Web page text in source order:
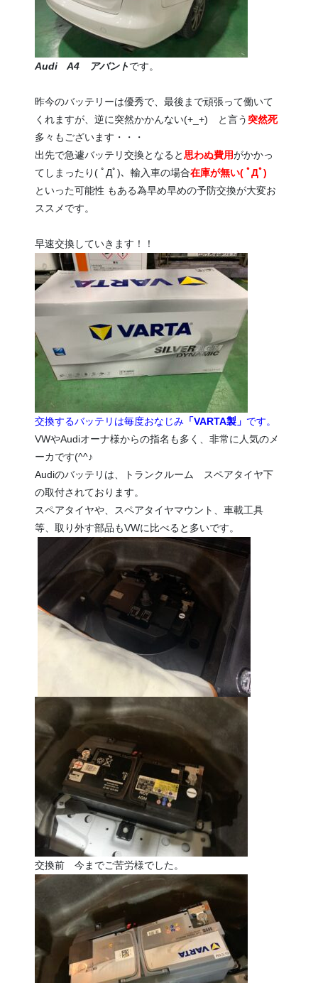
Audi A4 アバントです。
昨今のバッテリーは優秀で、最後まで頑張って働いて
くれますが、逆に突然かかんない(+_+) と言う 突然死
多々もございます・・・
出先で急遽バッテリ交換となると思わぬ費用がかかっ
てしまったり( ﾟДﾟ)、輸入車の場合在庫が無い( ﾟДﾟ)
といった可能性 もある為早め早めの予防交換が大変お
ススメです。
早速交換していきます！！
交換するバッテリは毎度おなじみ 「VARTA製」 です。
VWやAudiオーナ様からの指名も多く、非常に人気のメ
ーカです(^^♪
Audiのバッテリは、トランクルーム スペアタイヤ下
の取付されております。
スペアタイヤや、スペアタイヤマウント、車載工具
等、取り外す部品もVWに比べると多いです。
交換前 今までご苦労様でした。